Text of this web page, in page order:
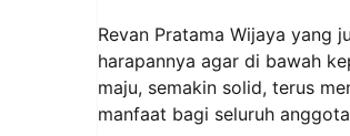
Revan Pratama Wijaya yang
harapannya agar di bawah
maju, semakin solid, terus
manfaat bagi seluruh